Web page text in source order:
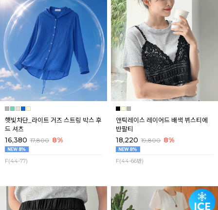
햇빛차단_라이트 거즈 스트링 박스 후
드 셔츠
16,380 17,800 8%
F(44-77)
앤틱레이스 레이어드 배색 뷔스티에
반팔티
18,220 19,800 8%
F(44-66반)